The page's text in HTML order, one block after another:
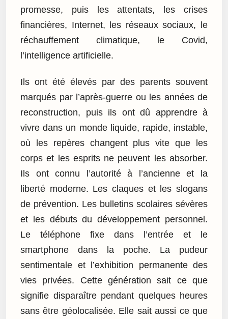
promesse, puis les attentats, les crises
financières, Internet, les réseaux sociaux, le
réchauffement climatique, le Covid,
l’intelligence artificielle.
Ils ont été élevés par des parents souvent
marqués par l’après-guerre ou les années de
reconstruction, puis ils ont dû apprendre à
vivre dans un monde liquide, rapide, instable,
où les repères changent plus vite que les
corps et les esprits ne peuvent les absorber.
Ils ont connu l’autorité à l’ancienne et la
liberté moderne. Les claques et les slogans
de prévention. Les bulletins scolaires sévères
et les débuts du développement personnel.
Le téléphone fixe dans l’entrée et le
smartphone dans la poche. La pudeur
sentimentale et l’exhibition permanente des
vies privées. Cette génération sait ce que
signifie disparaître pendant quelques heures
sans être géolocalisée. Elle sait aussi ce que